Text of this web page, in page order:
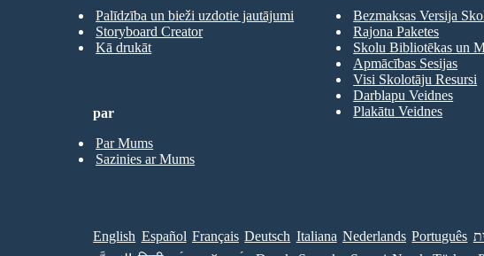
Palīdzība un bieži uzdotie jautājumi
Storyboard Creator
Kā drukāt
Bezmaksas Versija
Rajona Paketes
Skolu Bibliotēkas un
Apmācības Sesijas
Visi Skolotāju Resursi
Darblapu Veidnes
Plakātu Veidnes
par
Par Mums
Sazinies ar Mums
English Español Français Deutsch Italiana Nederlands Português